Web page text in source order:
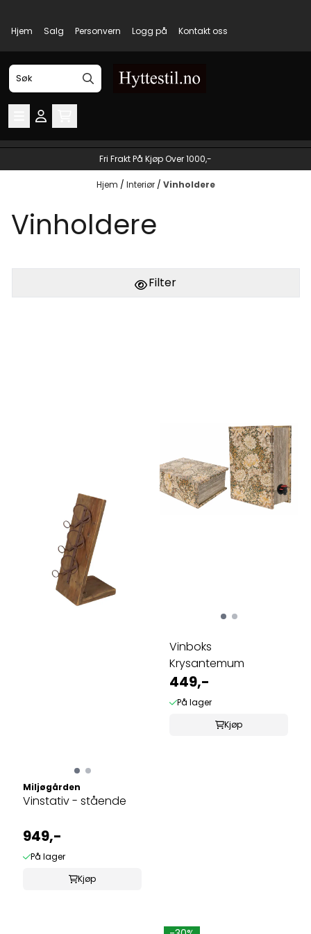
Hjem Salg Personvern Logg på Kontakt oss
Fri Frakt På Kjøp Over 1000,-
Hjem / Interiør / Vinholdere
Vinholdere
Filter
Miljøgården
Vinstativ - stående
949,-
På lager
Kjøp
Vinboks
Krysantemum
449,-
På lager
Kjøp